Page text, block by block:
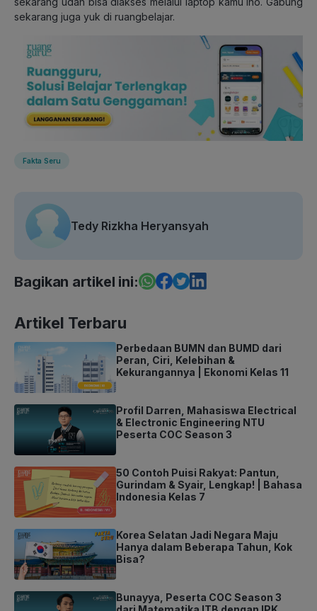
sekarang juga yuk di ruangbelajar.
Fakta Seru
Tedy Rizkha Heryansyah
Bagikan artikel ini:
Artikel Terbaru
Perbedaan BUMN dan BUMD dari
Peran, Ciri, Kelebihan &
Kekurangannya | Ekonomi Kelas 11
Profil Darren, Mahasiswa Electrical
& Electronic Engineering NTU
Peserta COC Season 3
50 Contoh Puisi Rakyat: Pantun,
Gurindam & Syair, Lengkap! | Bahasa
Indonesia Kelas 7
Korea Selatan Jadi Negara Maju
Hanya dalam Beberapa Tahun, Kok
Bisa?
Bunayya, Peserta COC Season 3